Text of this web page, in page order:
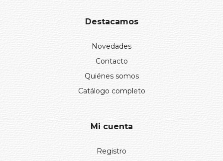
Destacamos
Novedades
Contacto
Quiénes somos
Catálogo completo
Mi cuenta
Registro